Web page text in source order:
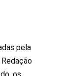
pela